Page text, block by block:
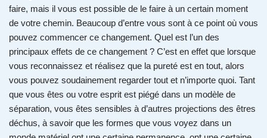
faire, mais il vous est possible de le faire à un certain moment
de votre chemin. Beaucoup d’entre vous sont à ce point où vous
pouvez commencer ce changement. Quel est l’un des
principaux effets de ce changement ? C’est en effet que lorsque
vous reconnaissez et réalisez que la pureté est en tout, alors
vous pouvez soudainement regarder tout et n’importe quoi. Tant
que vous êtes ou votre esprit est piégé dans un modèle de
séparation, vous êtes sensibles à d’autres projections des êtres
déchus, à savoir que les formes que vous voyez dans un